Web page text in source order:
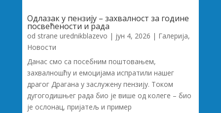
Одлазак у пензију – захвалност за године
посвећености и рада
od strane urednikblazevo | јун 4, 2026 | Галерија,
Новости
Данас смо са посебним поштовањем,
захвалношћу и емоцијама испратили нашег
драгог Драгана у заслужену пензију. Током
дугогодишњег рада био је више од колеге – био
је ослонац, пријатељ и пример